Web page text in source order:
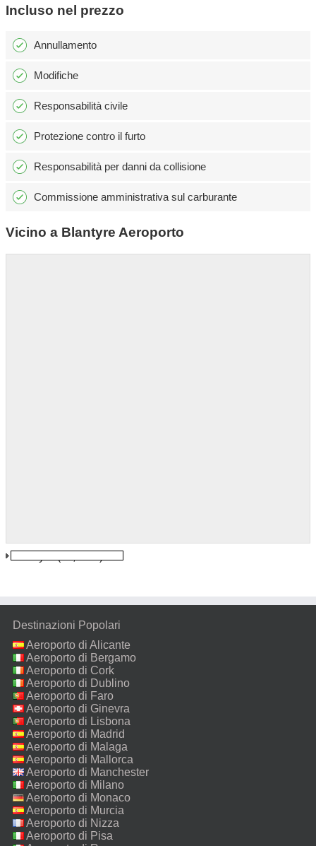
Incluso nel prezzo
Annullamento
Modifiche
Responsabilità civile
Protezione contro il furto
Responsabilità per danni da collisione
Commissione amministrativa sul carburante
Vicino a Blantyre Aeroporto
Destinazioni Popolari
Aeroporto di Alicante
Aeroporto di Bergamo
Aeroporto di Cork
Aeroporto di Dublino
Aeroporto di Faro
Aeroporto di Ginevra
Aeroporto di Lisbona
Aeroporto di Madrid
Aeroporto di Malaga
Aeroporto di Mallorca
Aeroporto di Manchester
Aeroporto di Milano
Malpensa
Aeroporto di Monaco
Aeroporto di Murcia
Aeroporto di Nizza
Aeroporto di Pisa